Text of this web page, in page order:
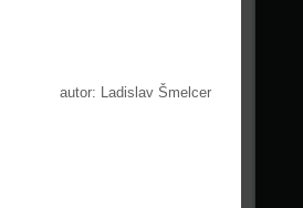
autor: Ladislav Šmelcer